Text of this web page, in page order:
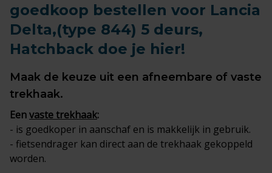
goedkoop bestellen voor Lancia
Delta,(type 844) 5 deurs,
Hatchback doe je hier!
Maak de keuze uit een afneembare of vaste
trekhaak.
Eenvaste trekhaak:
- is goedkoper in aanschaf en is makkelijk in gebruik.
- fietsendrager kan direct aan de trekhaak gekoppeld
worden.